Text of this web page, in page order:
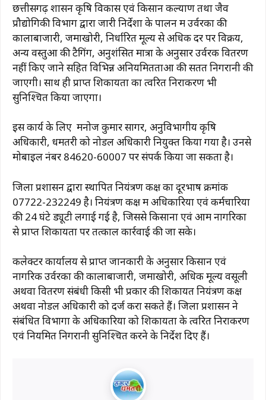
छत्तीसगढ़ शासन कृषि विकास एवं किसान कल्याण तथा जैव
प्रौद्योगिकी विभाग द्वारा जारी निर्देशों के पालन में उर्वरकों की
कालाबाजारी, जमाखोरी, निर्धारित मूल्य से अधिक दर पर विक्रय,
अन्य वस्तुओं की टैगिंग, अनुशंसित मात्रा के अनुसार उर्वरक वितरण
नहीं किए जाने सहित विभिन्न अनियमितताओं की सतत निगरानी की
जाएगी। साथ ही प्राप्त शिकायतों का त्वरित निराकरण भी
सुनिश्चित किया जाएगा।
इस कार्य के लिए मनोज कुमार सागर, अनुविभागीय कृषि
अधिकारी, धमतरी को नोडल अधिकारी नियुक्त किया गया है। उनसे
मोबाइल नंबर 84620-60007 पर संपर्क किया जा सकता है।
जिला प्रशासन द्वारा स्थापित नियंत्रण कक्ष का दूरभाष क्रमांक
07722-232249 है। नियंत्रण कक्ष में अधिकारियों एवं कर्मचारियों
की 24 घंटे ड्यूटी लगाई गई है, जिससे किसानों एवं आम नागरिकों
से प्राप्त शिकायतों पर तत्काल कार्रवाई की जा सके।
कलेक्टर कार्यालय से प्राप्त जानकारी के अनुसार किसान एवं
नागरिक उर्वरकों की कालाबाजारी, जमाखोरी, अधिक मूल्य वसूली
अथवा वितरण संबंधी किसी भी प्रकार की शिकायत नियंत्रण कक्ष
अथवा नोडल अधिकारी को दर्ज करा सकते हैं। जिला प्रशासन ने
संबंधित विभागों के अधिकारियों को शिकायतों के त्वरित निराकरण
एवं नियमित निगरानी सुनिश्चित करने के निर्देश दिए हैं।